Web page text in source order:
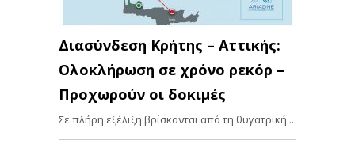
Διασύνδεση Κρήτης – Αττικής:
Ολοκλήρωση σε χρόνο ρεκόρ –
Προχωρούν οι δοκιμές
Σε πλήρη εξέλιξη βρίσκονται από τη θυγατρική...